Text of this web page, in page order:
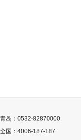
青岛：0532-82870000
全国：4006-187-187